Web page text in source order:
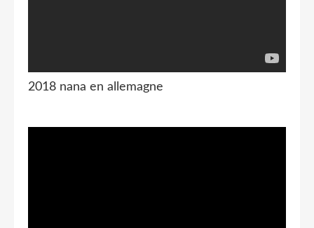
2018 nana en allemagne